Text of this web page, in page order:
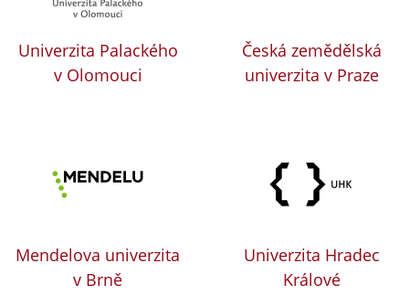
Univerzita Palackého
v Olomouci
Česká zemědělská
univerzita v Praze
Mendelova univerzita
v Brně
Univerzita Hradec
Králové